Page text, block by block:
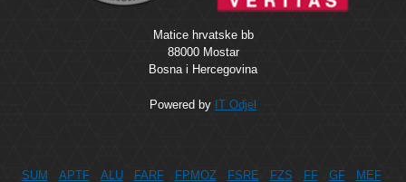
Matice hrvatske bb
88000 Mostar
Bosna i Hercegovina
Powered by IT Odjel
SUM APTF ALU FARF FPMOZ FSRE FZS FF GF
MEF